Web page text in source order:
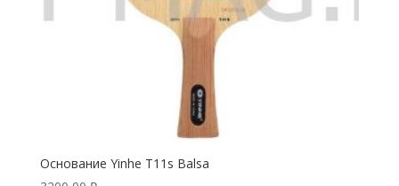
Основание Yinhe T11s Balsa